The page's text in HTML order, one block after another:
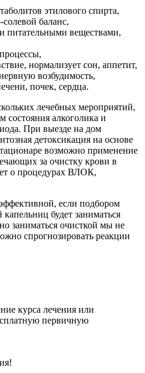
этилового спирта,
солевой баланс,
питательными веществами,
нормализует сон, аппетит,
возбудимость,
почек, сердца.
лечебных мероприятий,
состояния алкоголика и
При выезде на дом
детоксикация на основе
возможно применение
за очистку крови в
о процедурах ВЛОК,
если подбором
будет заниматься
заниматься очисткой мы не
спрогнозировать реакции
курса лечения или
первичную